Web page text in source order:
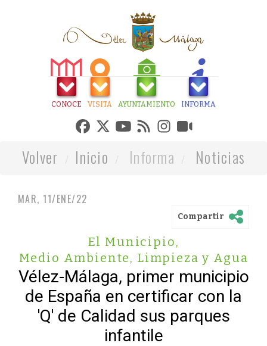
CONOCE VISITA AYUNTAMIENTO INFORMA
Volver Inicio Informa Noticias
MAR, 11/ENE/22
Compartir
El Municipio,
Medio Ambiente, Limpieza y Agua
Vélez-Málaga, primer municipio
de España en certificar con la
'Q' de Calidad sus parques
infantile